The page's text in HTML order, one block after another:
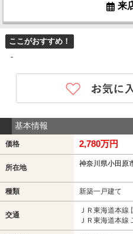
来
ここがおすすめ！
-
基本情報
価格 2,780万円
所在地 神奈川県小田原
種類 新築一戸建て
交通
ＪＲ東海道本線
ＪＲ東海道本線